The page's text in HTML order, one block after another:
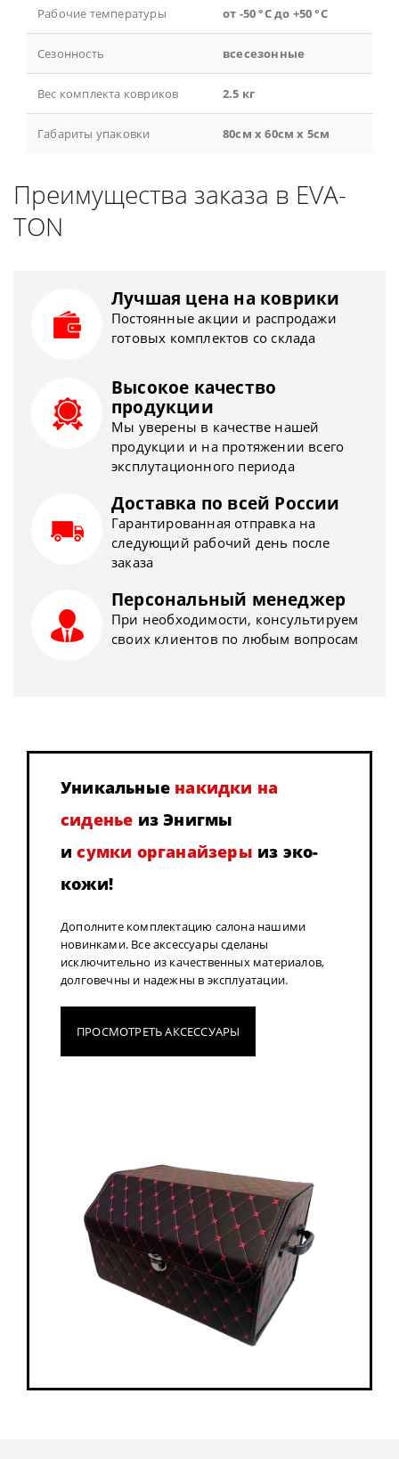
Рабочие температуры от -50 °С до +50 °С
Сезонность всесезонные
Вес комплекта ковриков 2.5 кг
Габариты упаковки 80см x 60см x 5см
Преимущества заказа в EVA-
TON
Лучшая цена на коврики
Постоянные акции и распродажи
готовых комплектов со склада
Высокое качество
продукции
Мы уверены в качестве нашей
продукции и на протяжении всего
эксплутационного периода
Доставка по всей России
Гарантированная отправка на
следующий рабочий день после
заказа
Персональный менеджер
При необходимости, консультируем
своих клиентов по любым вопросам
Уникальные накидки на
сиденье из Энигмы
исумки органайзеры из эко-
кожи!
Дополните комплектацию салона нашими
новинками. Все аксессуары сделаны
исключительно из качественных материалов,
долговечны и надежны в эксплуатации.
ПРОСМОТРЕТЬ АКСЕССУАРЫ